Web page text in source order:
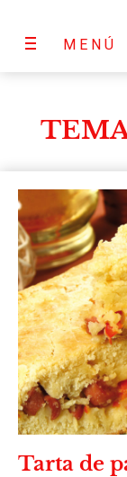
MENÚ
Tarta de